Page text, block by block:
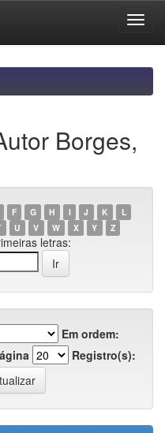
Borges,
F G H I J K
L
U V W X Y Z
letras:
Em ordem:
Registro(s):